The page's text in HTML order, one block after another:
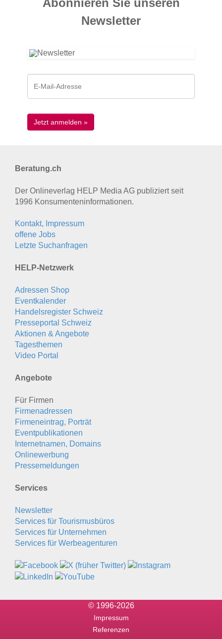
Abonnieren Sie unseren
News­letter
Beratung.ch
Der Onlineverlag HELP Media AG publiziert seit
1996 Konsumenten­informationen.
Kontakt, Impressum
offene Jobs
Letzte Suchanfragen
HELP-Netzwerk
Adressen Shop
Eventkalender
Handelsregister Schweiz
Presseportal Schweiz
Aktionen & Angebote
Tagesthemen
Video Portal
Angebote
Für Firmen
Firmenadressen
Firmeneintrag, Porträt
Eventpublikationen
Internetnamen, Domains
Onlinewerbung
Pressemeldungen
Services
Newsletter
Services für Tourismusbüros
Services für Unternehmen
Services für Werbeagenturen
© 1996-2026
Impressum
Referenzen